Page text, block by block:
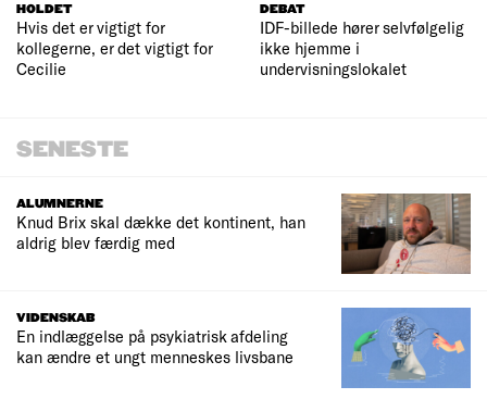
HOLDET
Hvis det er vigtigt for
kollegerne, er det vigtigt for
Cecilie
DEBAT
IDF-billede hører selvfølgelig
ikke hjemme i
undervisningslokalet
SENESTE
ALUMNERNE
Knud Brix skal dække det kontinent, han
aldrig blev færdig med
VIDENSKAB
En indlæggelse på psykiatrisk afdeling
kan ændre et ungt menneskes livsbane